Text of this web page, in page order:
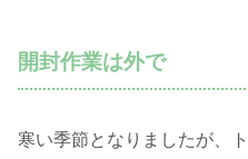
開封作業は外で
寒い季節となりましたが、